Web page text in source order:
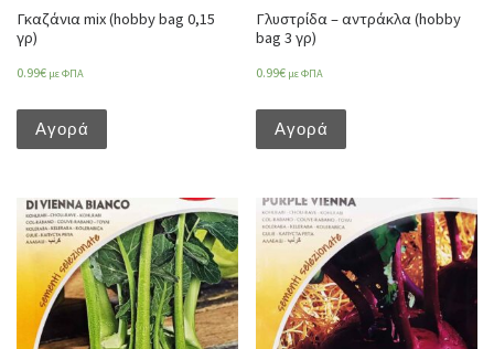
Γκαζάνια mix (hobby bag 0,15
γρ)
0.99€ με ΦΠΑ
Αγορά
Γλυστρίδα – αντράκλα (hobby
bag 3 γρ)
0.99€ με ΦΠΑ
Αγορά